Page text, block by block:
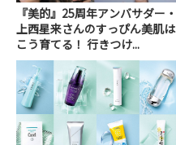
『美的』25周年アンバサダー・
上西星来さんのすっぴん美肌は
こう育てる！ 行きつけ...